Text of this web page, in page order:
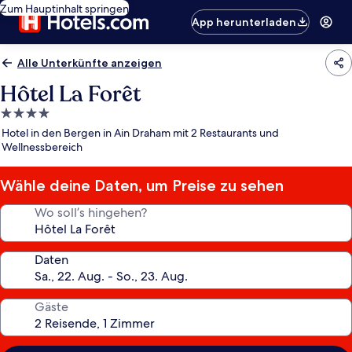
Zum Hauptinhalt springen
App herunterladen
Alle Unterkünfte anzeigen
Hôtel La Forêt
4.0-
Sterne-
Unterkunft
Hotel in den Bergen in Ain Draham mit 2 Restaurants und
Wellnessbereich
Wähle deine Daten, um Preise zu sehen
Wo soll’s hingehen?
Daten
Gäste